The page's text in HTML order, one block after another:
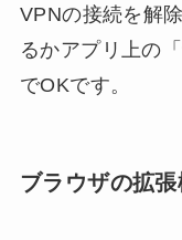
VPNの接続を解
るかアプリ上の
でOKです。
ブラウザの拡